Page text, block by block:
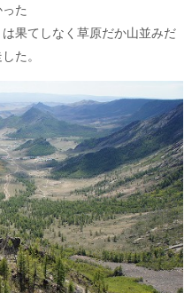
た
果てしなく草原だか山並みだ
た。